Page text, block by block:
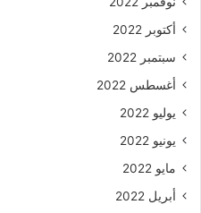
أكتوبر 2022
سبتمبر 2022
أغسطس 2022
يوليو 2022
يونيو 2022
مايو 2022
أبريل 2022